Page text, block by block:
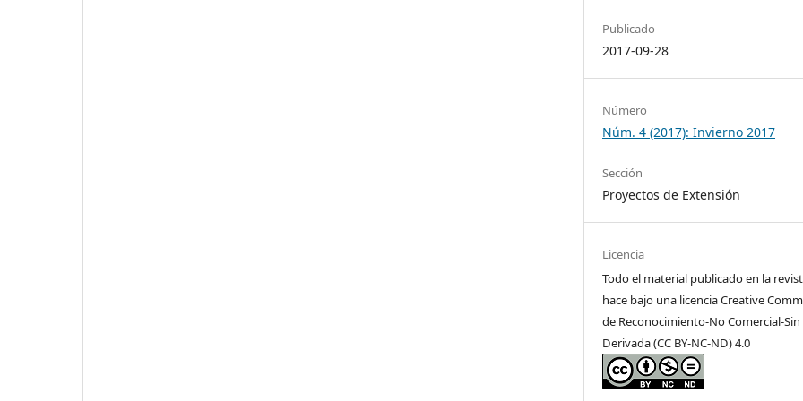
Publicado
2017-09-28
Número
Núm. 4 (2017): Invierno 2017
Sección
Proyectos de Extensión
Licencia
Todo el material publicado en la
hace bajo una licencia Creative
de Reconocimiento-No Comercial-
Derivada (CC BY-NC-ND) 4.0